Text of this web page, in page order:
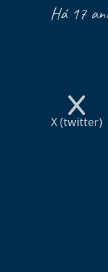
Há 17
X (twitter)